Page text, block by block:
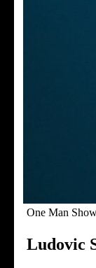
One Man
Ludovic